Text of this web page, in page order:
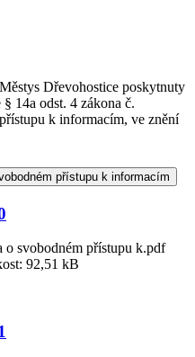
Dřevohostice poskytnuty
14a odst. 4 zákona č.
k informacím, ve znění
přístupu k informacím
o svobodném přístupu k.pdf
92,51 kB